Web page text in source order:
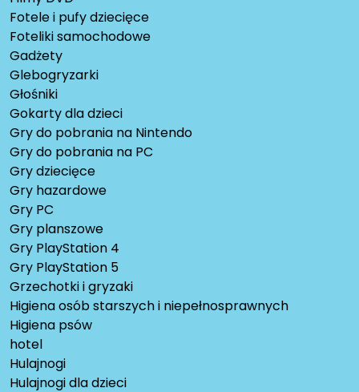
Fotele i pufy dziecięce
Foteliki samochodowe
Gadżety
Glebogryzarki
Głośniki
Gokarty dla dzieci
Gry do pobrania na Nintendo
Gry do pobrania na PC
Gry dziecięce
Gry hazardowe
Gry PC
Gry planszowe
Gry PlayStation 4
Gry PlayStation 5
Grzechotki i gryzaki
Higiena osób starszych i niepełnosprawnych
Higiena psów
hotel
Hulajnogi
Hulajnogi dla dzieci